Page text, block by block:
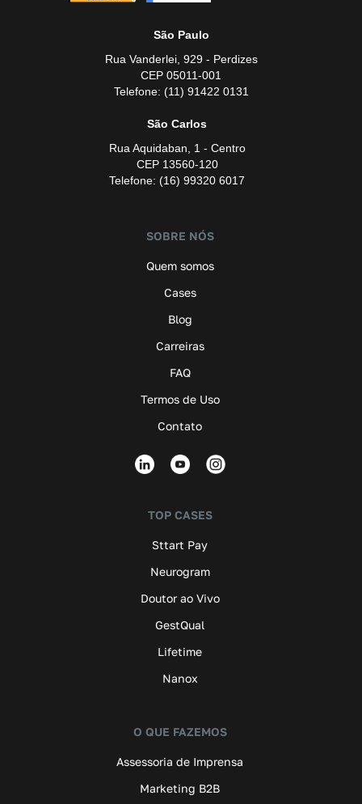
São Paulo
Rua Vanderlei, 929 - Perdizes
CEP 05011-001
Telefone: (11) 91422 0131
São Carlos
Rua Aquidaban, 1 - Centro
CEP 13560-120
Telefone: (16) 99320 6017
SOBRE NÓS
Quem somos
Cases
Blog
Carreiras
FAQ
Termos de Uso
Contato
TOP CASES
Sttart Pay
Neurogram
Doutor ao Vivo
GestQual
Lifetime
Nanox
O QUE FAZEMOS
Assessoria de Imprensa
Marketing B2B